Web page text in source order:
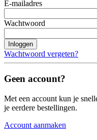
E-mailadres
Wachtwoord
Inloggen
Wachtwoord vergeten?
Geen account?
Met een account kun je
je eerdere bestellingen.
Account aanmaken